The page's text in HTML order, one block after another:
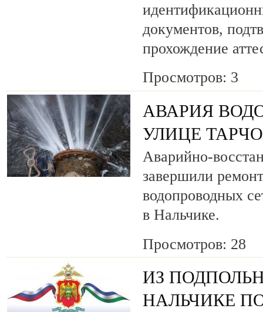
документов,
прохождение
Просмотров: 3
АВАРИЯ
УЛИЦЕ
Аварийно-
завершили
водопроводных
в Нальчике.
Просмотров: 28
ИЗ
НАЛЬЧИКЕ